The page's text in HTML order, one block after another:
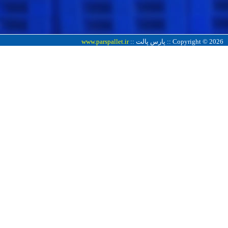
Copyright © 2026 :: پارس پالت :: www.parspallet.ir